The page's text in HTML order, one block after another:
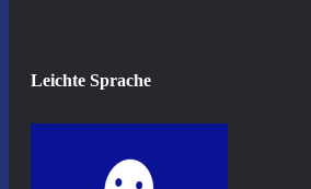
Leichte Sprache